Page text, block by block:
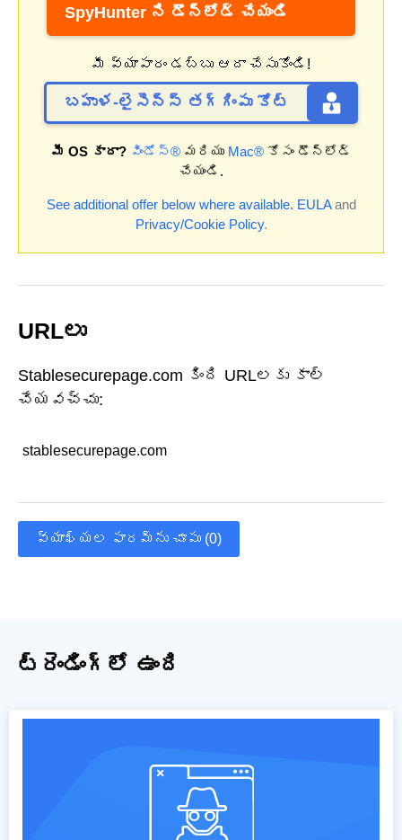
SpyHunter ని డౌన్‌లోడ్ చేయండి
మీ వ్యాపారం డబ్బు ఆదా చేసుకోండి!
బహుళ-లైసెన్స్ తగ్గింపు కోట్
మీ OS కాదా? విండోస్®మరియు Mac®కోసం డౌన్‌లోడ్
చేయండి.
See additional offer below where available. EULAand
Privacy/Cookie Policy.
URLలు
Stablesecurepage.com కింది URLలకు కాల్
చేయవచ్చు:
stablesecurepage.com
వ్యాఖ్యల ఫారమ్‌ను చూపు (0)
ట్రెండింగ్‌లో ఉంది